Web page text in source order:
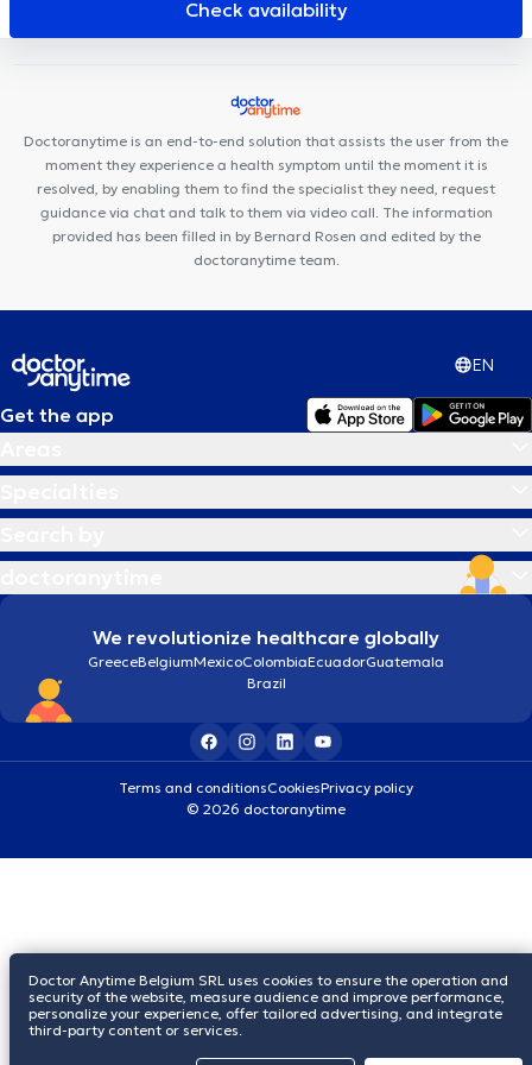
CENTRE MÉDICAL - Globe
CENTRE DENTAIRE UCCLE
Pediatrics Uccle
Maison médicale la Renaissance
Espace
Lazeo Uccle
Check availability
Doctoranytime is an end-to-end solution that assists the user from the
moment they experience a health symptom until the moment it is
resolved, by enabling them to find the specialist they need, request
guidance via chat and talk to them via video call. The information
provided has been filled in by Bernard Rosen and edited by the
doctoranytime team.
EN
Get the app
We revolutionize healthcare globally
GreeceBelgiumMexicoColombiaEcuadorGuatemala
Brazil
Terms and conditionsCookiesPrivacy policy
© 2026 doctoranytime
Doctor Anytime Belgium SRL uses cookies to ensure the operation and
security of the website, measure audience and improve performance,
personalize your experience, offer tailored advertising, and integrate
third-party content or services.